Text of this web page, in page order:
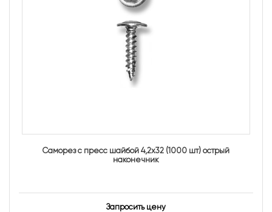
Саморез с пресс шайбой 4,2х32 (1000 шт) острый
наконечник
Запросить цену